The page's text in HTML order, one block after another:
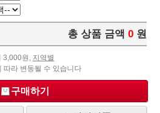
총 상품 금액 0 원
원, 지역별
따라 변동될 수 있습니다
구매하기